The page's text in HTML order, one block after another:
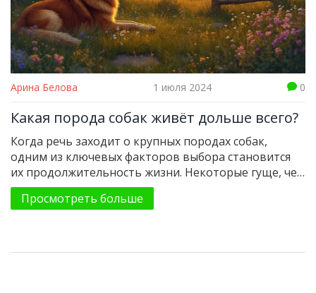
Арина Белова 1 июля 2024 0
Какая порода собак живёт дольше всего?
Когда речь заходит о крупных породах собак,
одним из ключевых факторов выбора становится
их продолжительность жизни. Некоторые гуще, чем
другие, и действительно выделяются своим
долголетием. В этой статье мы рассмотрим породы,
счастлив и здоров. Также разберём, какие факторы
Просмотреть больше